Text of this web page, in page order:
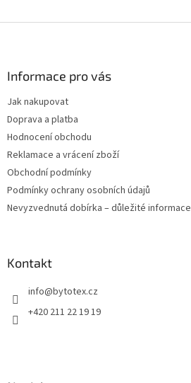
Informace pro vás
Jak nakupovat
Doprava a platba
Hodnocení obchodu
Reklamace a vrácení zboží
Obchodní podmínky
Podmínky ochrany osobních údajů
Nevyzvednutá dobírka – důležité informace
Kontakt
info@bytotex.cz
+420 211 22 19 19